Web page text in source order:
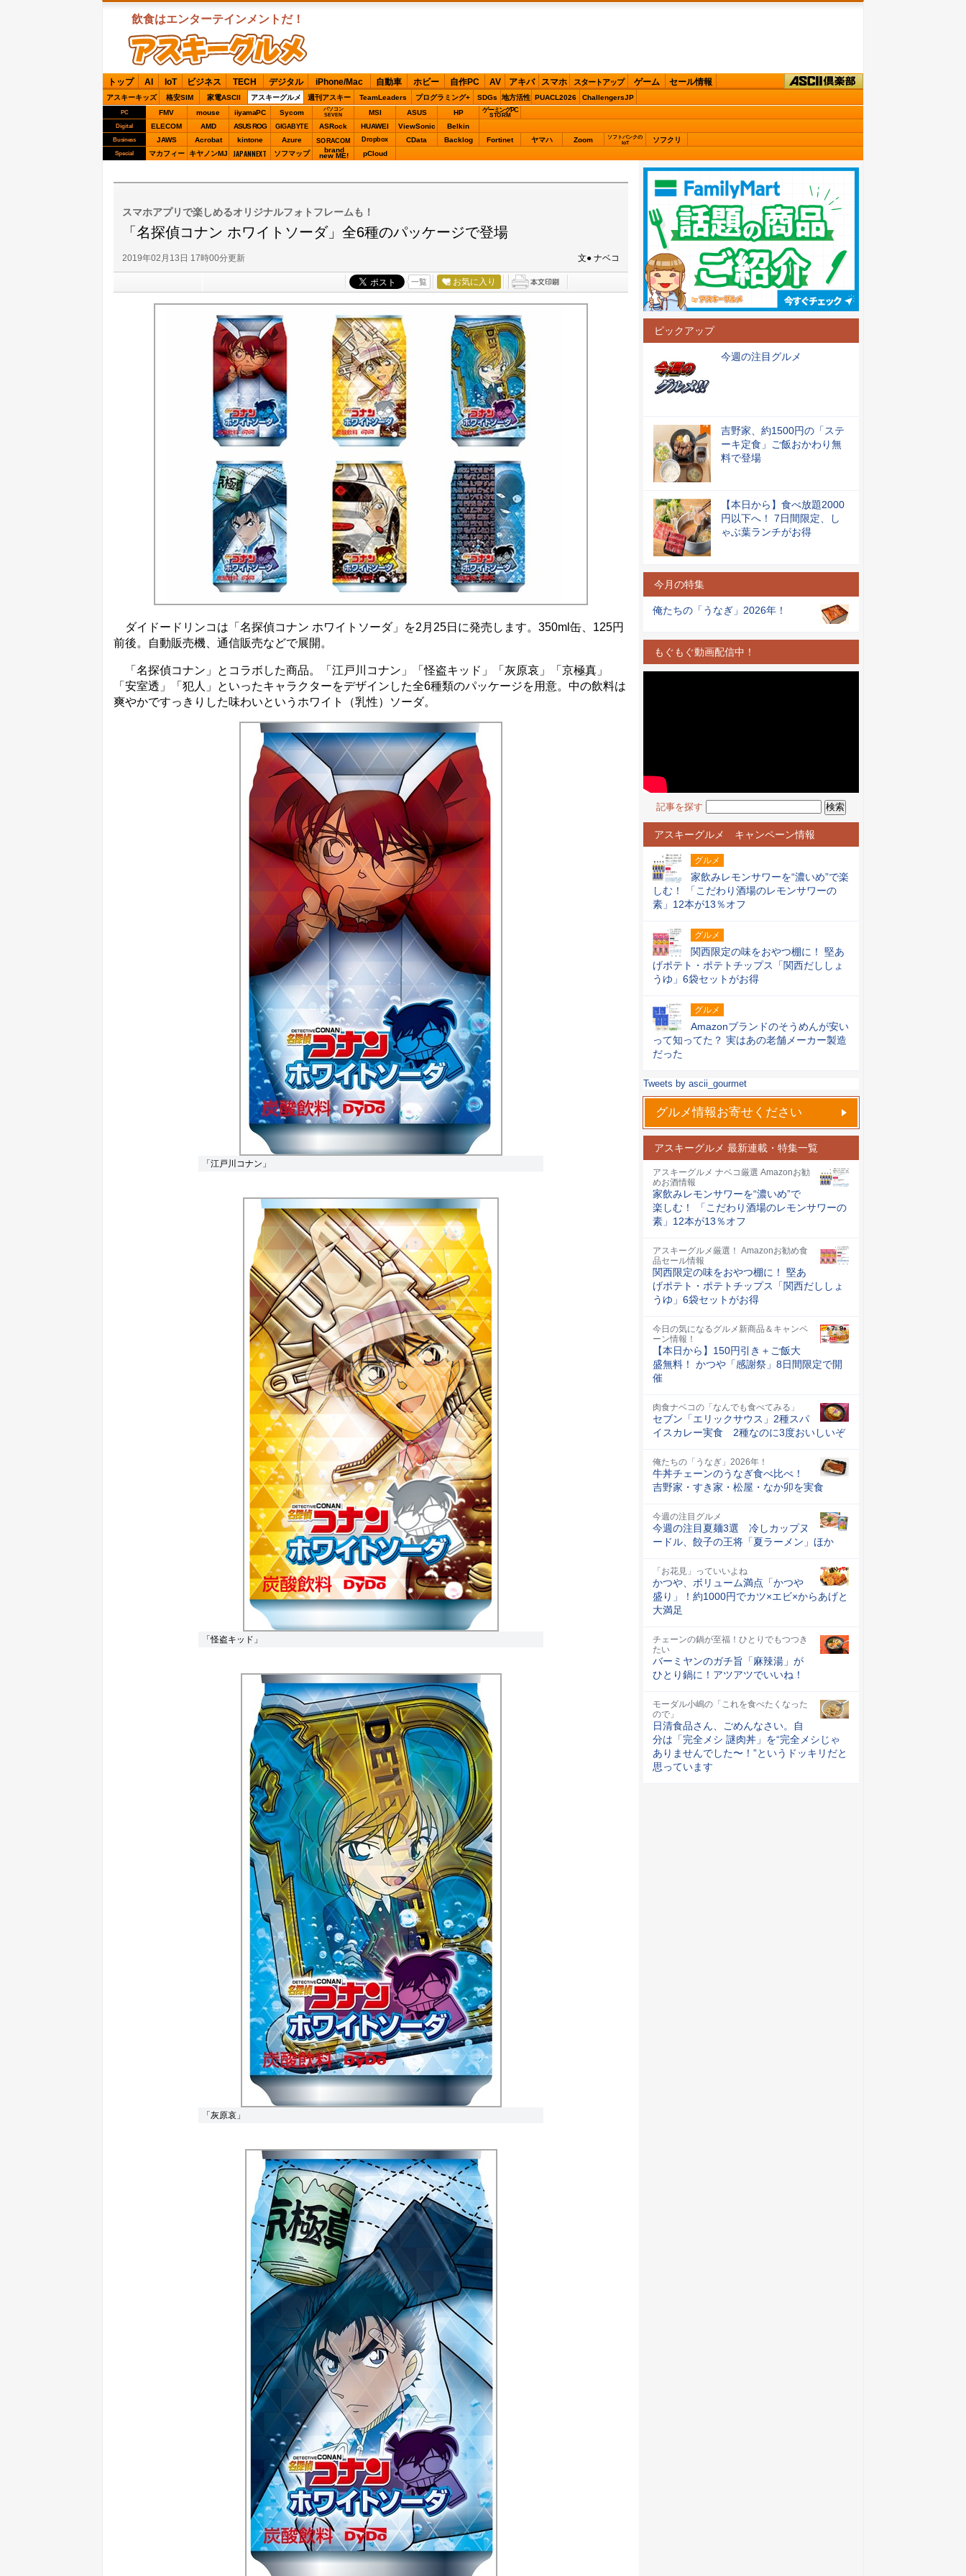
飲食はエンターテインメントだ！
ASCIIグルメ
トップ AI IoT ビジネス TECH デジタル iPhone/Mac 自動車 ホビー 自作PC AV アキバ スマホ スタートアップ ゲーム セール情報
アスキーキッズ 格安SIM 家電ASCII アスキーグルメ 週刊アスキー TeamLeaders プログラミング+ SDGs 地方活性 PUACL2026 ChallengersJP
PC FMV mouse iiyamaPC Sycom
パソコン
SEVEN
MSI ASUS HP ゲーミングPC
STORM
Digital ELECOM AMD ASUS ROG GIGABYTE ASRock HUAWEI ViewSonic Belkin
Business JAWS Acrobat kintone Azure SORACOM Dropbox CData Backlog Fortinet ヤマハ Zoom
ソフトバンクの
IoT
ソフクリ
Special マカフィー キヤノンMJ JAPANNEXT ソフマップ brand
new ME! pCloud
スマホアプリで楽しめるオリジナルフォトフレームも！
「名探偵コナン ホワイトソーダ」全6種のパッケージで登場
2019年02月13日 17時00分更新 文● ナベコ
一覧 お気に入り
ダイドードリンコは「名探偵コナン ホワイトソーダ」を2月25日に発売します。350ml缶、125円
前後。自動販売機、通信販売などで展開。
「名探偵コナン」とコラボした商品。「江戸川コナン」「怪盗キッド」「灰原哀」「京極真」
「安室透」「犯人」といったキャラクターをデザインした全6種類のパッケージを用意。中の飲料は
爽やかですっきりした味わいというホワイト（乳性）ソーダ。
「江戸川コナン」
「怪盗キッド」
「灰原哀」
ピックアップ
今週の注目グルメ
吉野家、約1500円の「ステ
ーキ定食」ご飯おかわり無
料で登場
【本日から】食べ放題2000
円以下へ！ 7日間限定、し
ゃぶ葉ランチがお得
今月の特集
俺たちの「うなぎ」2026年！
もぐもぐ動画配信中！
記事を探す
アスキーグルメ キャンペーン情報
グルメ
家飲みレモンサワーを“濃いめ”で楽
しむ！ 「こだわり酒場のレモンサワーの
素」12本が13％オフ
グルメ
関西限定の味をおやつ棚に！ 堅あ
げポテト・ポテトチップス「関西だししょ
うゆ」6袋セットがお得
グルメ
Amazonブランドのそうめんが安い
って知ってた？ 実はあの老舗メーカー製造
だった
Tweets by ascii_gourmet
グルメ情報お寄せください
アスキーグルメ 最新連載・特集一覧
アスキーグルメ ナベコ厳選 Amazonお勧
めお酒情報
家飲みレモンサワーを“濃いめ”で
楽しむ！ 「こだわり酒場のレモンサワーの
素」12本が13％オフ
アスキーグルメ厳選！ Amazonお勧め食
品セール情報
関西限定の味をおやつ棚に！ 堅あ
げポテト・ポテトチップス「関西だししょ
うゆ」6袋セットがお得
今日の気になるグルメ新商品＆キャンペ
ーン情報！
【本日から】150円引き＋ご飯大
盛無料！ かつや「感謝祭」8日間限定で開
催
肉食ナベコの「なんでも食べてみる」
セブン「エリックサウス」2種スパ
イスカレー実食 2種なのに3度おいしいぞ
俺たちの「うなぎ」2026年！
牛丼チェーンのうなぎ食べ比べ！
吉野家・すき家・松屋・なか卯を実食
今週の注目グルメ
今週の注目夏麺3選 冷しカップヌ
ードル、餃子の王将「夏ラーメン」ほか
「お花見」っていいよね
かつや、ボリューム満点「かつや
盛り」！約1000円でカツ×エビ×からあげと
大満足
チェーンの鍋が至福！ひとりでもつつき
たい
バーミヤンのガチ旨「麻辣湯」が
ひとり鍋に！アツアツでいいね！
モーダル小嶋の「これを食べたくなった
ので」
日清食品さん、ごめんなさい。自
分は「完全メシ 謎肉丼」を“完全メシじゃ
ありませんでした〜！”というドッキリだと
思っています